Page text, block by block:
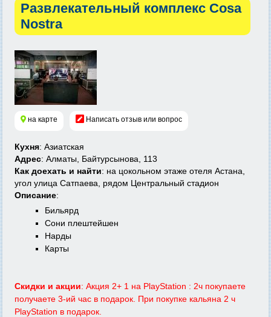
Развлекательный комплекс Cosa
Nostra
на карте Написать отзыв или вопрос
Кухня: Азиатская
Адрес: Алматы, Байтурсынова, 113
Как доехать и найти: на цокольном этаже отеля Астана,
угол улица Сатпаева, рядом Центральный стадион
Описание:
Бильярд
Сони плештейшен
Нарды
Карты
Скидки и акции: Акция 2+ 1 на PlayStation : 2ч покупаете
получаете 3-ий час в подарок. При покупке кальяна 2 ч
PlayStation в подарок.